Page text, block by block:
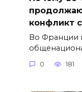
конфликт
Во Франции
0 181